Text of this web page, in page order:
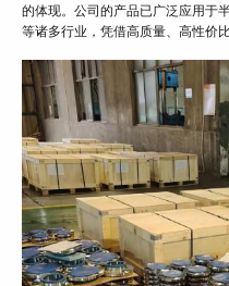
的体现。公司的产品已广泛应用于
等诸多行业，凭借高质量、高性价